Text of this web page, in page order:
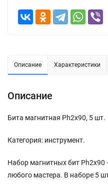
Описание Характеристики
Описание
Бита магнитная Ph2x90, 5 шт.
Категория: инструмент.
Набор магнитных бит
любого мастера. В наборе 5